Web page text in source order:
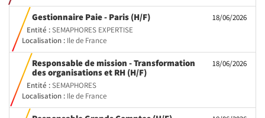
18/06/2026
Gestionnaire Paie - Paris (H/F)(Nouvelle
Entité :SEMAPHORES EXPERTISE
Localisation : Ile de France
18/06/2026
Responsable de mission - Transformation
des organisations et RH (H/F)(Nouvelle
Entité :SEMAPHORES
Localisation : Ile de France